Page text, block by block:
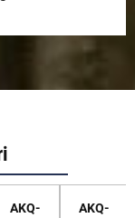
AKQ-
AKQ-